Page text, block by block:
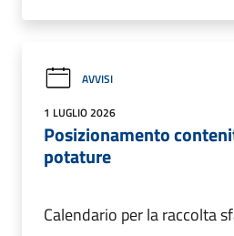
AVVISI
1 LUGLIO 2026
Posizionamento
potature
Calendario per la raccolta